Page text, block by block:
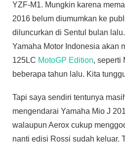
YZF-M1. Mungkin karena
2016 belum diumumkan ke
diluncurkan di Sentul bulan
Yamaha Motor Indonesia akan
125LC MotoGP Edition, seperti
beberapa tahun lalu. Kita
Tapi saya sendiri tentunya
mengendarai Yamaha Mio J
walaupun Aerox cukup
nanti edisi Rossi sudah keluar.